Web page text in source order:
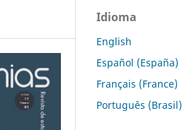
Idioma
English
Español (España)
Français (France)
Português (Brasil)